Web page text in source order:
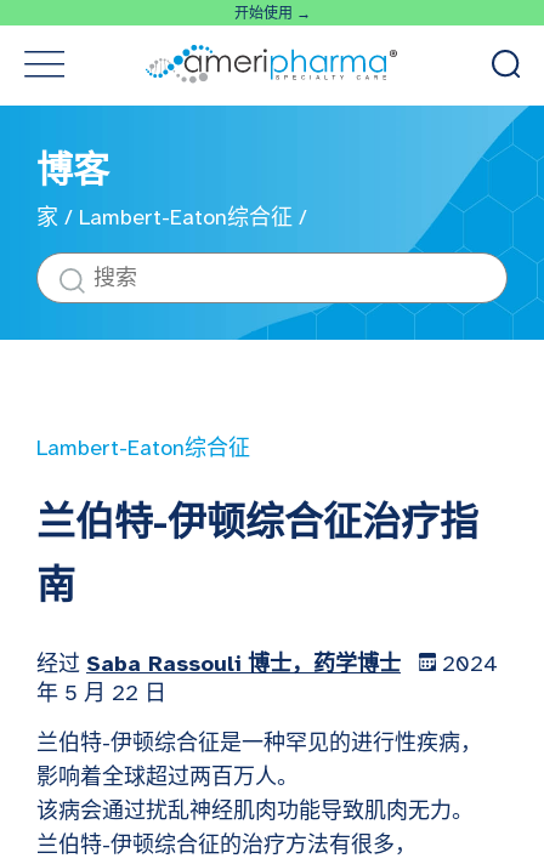
开始使用 →
博客
家 / Lambert-Eaton综合征 /
Lambert-Eaton综合征
兰伯特-伊顿综合征治疗指
南
经过 Saba Rassouli 博士，药学博士
2024
年 5 月 22 日
兰伯特-伊顿综合征是一种罕见的进行性疾病，
影响着全球超过两百万人。
该病会通过扰乱神经肌肉功能导致肌肉无力。
兰伯特-伊顿综合征的治疗方法有很多，